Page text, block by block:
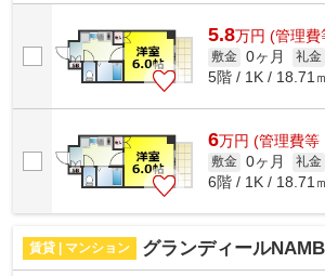
5.8万円 (管理費
敷金 0ヶ月 礼金
5階 / 1K / 18.71
6万円 (管理費等
敷金 0ヶ月 礼金
6階 / 1K / 18.71
賃貸 | マンション グランディールNAMBA 仲